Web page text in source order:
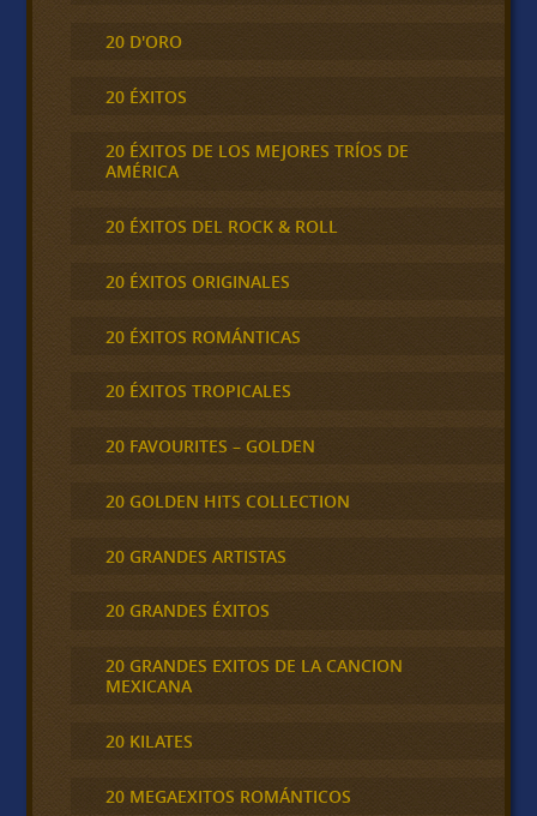
20 D'ORO
20 ÉXITOS
20 ÉXITOS DE LOS MEJORES TRÍOS DE
AMÉRICA
20 ÉXITOS DEL ROCK & ROLL
20 ÉXITOS ORIGINALES
20 ÉXITOS ROMÁNTICAS
20 ÉXITOS TROPICALES
20 FAVOURITES – GOLDEN
20 GOLDEN HITS COLLECTION
20 GRANDES ARTISTAS
20 GRANDES ÉXITOS
20 GRANDES EXITOS DE LA CANCION
MEXICANA
20 KILATES
20 MEGAEXITOS ROMÁNTICOS